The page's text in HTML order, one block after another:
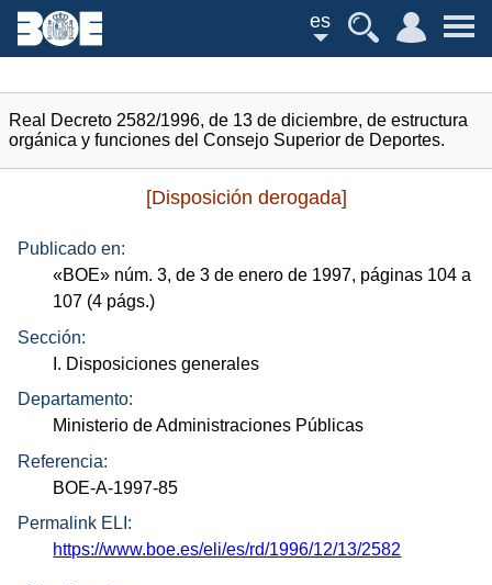
es
Real Decreto 2582/1996, de 13 de diciembre, de estructura
orgánica y funciones del Consejo Superior de Deportes.
[Disposición derogada]
Publicado en:
«BOE» núm. 3, de 3 de enero de 1997, páginas 104 a
107 (4 págs.)
Sección:
I. Disposiciones generales
Departamento:
Ministerio de Administraciones Públicas
Referencia:
BOE-A-1997-85
Permalink ELI:
https://www.boe.es/eli/es/rd/1996/12/13/2582